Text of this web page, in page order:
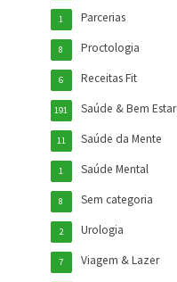
Parcerias
1
Proctologia
8
Receitas Fit
6
Saúde & Bem Estar
191
Saúde da Mente
11
Saúde Mental
1
Sem categoria
8
Urologia
2
Viagem & Lazer
7